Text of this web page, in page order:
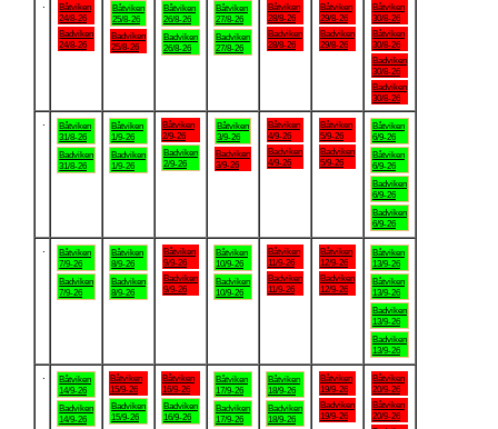
Båtviken
24/8-26
Badviken
24/8-26
Båtviken
25/8-26
Badviken
25/8-26
Båtviken
26/8-26
Badviken
26/8-26
Båtviken
27/8-26
Badviken
27/8-26
Båtviken
28/8-26
Badviken
28/8-26
Båtviken
29/8-26
Badviken
29/8-26
Båtviken
30/8-26
Båtviken
30/8-26
Badviken
30/8-26
Badviken
30/8-26
Båtviken
31/8-26
Badviken
31/8-26
Båtviken
1/9-26
Badviken
1/9-26
Båtviken
2/9-26
Badviken
2/9-26
Båtviken
3/9-26
Badviken
3/9-26
Båtviken
4/9-26
Badviken
4/9-26
Båtviken
5/9-26
Badviken
5/9-26
Båtviken
6/9-26
Båtviken
6/9-26
Badviken
6/9-26
Badviken
6/9-26
Båtviken
7/9-26
Badviken
7/9-26
Båtviken
8/9-26
Badviken
8/9-26
Båtviken
9/9-26
Badviken
9/9-26
Båtviken
10/9-26
Badviken
10/9-26
Båtviken
11/9-26
Badviken
11/9-26
Båtviken
12/9-26
Badviken
12/9-26
Båtviken
13/9-26
Båtviken
13/9-26
Badviken
13/9-26
Badviken
13/9-26
Båtviken
14/9-26
Badviken
14/9-26
Båtviken
15/9-26
Badviken
15/9-26
Båtviken
16/9-26
Badviken
16/9-26
Båtviken
17/9-26
Badviken
17/9-26
Båtviken
18/9-26
Badviken
18/9-26
Båtviken
19/9-26
Badviken
19/9-26
Båtviken
20/9-26
Båtviken
20/9-26